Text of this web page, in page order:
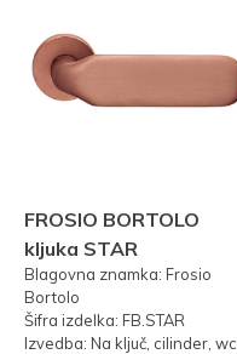
FROSIO BORTOLO
kljuka STAR
Blagovna znamka: Frosio
Bortolo
Šifra izdelka: FB.STAR
Izvedba: Na ključ, cilinder, wc